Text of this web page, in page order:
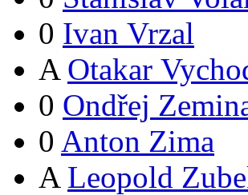
0 Ivan Vrzal
A Otakar
0 Ondřej
0 Anton Zima
A Leopold